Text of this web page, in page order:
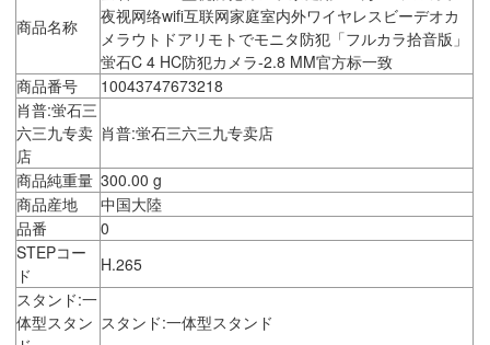
商品名称
夜视网络wifi互联网家庭室内外ワイヤレスビーデオカ
メラウトドアリモトでモニタ防犯「フルカラ拾音版」
蛍石C 4 HC防犯カメラ-2.8 MM官方标一致
商品番号
10043747673218
肖普:蛍石三
六三九专卖
店
肖普:蛍石三六三九专卖店
商品純重量 300.00 g
商品産地
中国大陸
品番
0
STEPコー
ド
H.265
スタンド:一
体型スタン スタンド:一体型スタンド